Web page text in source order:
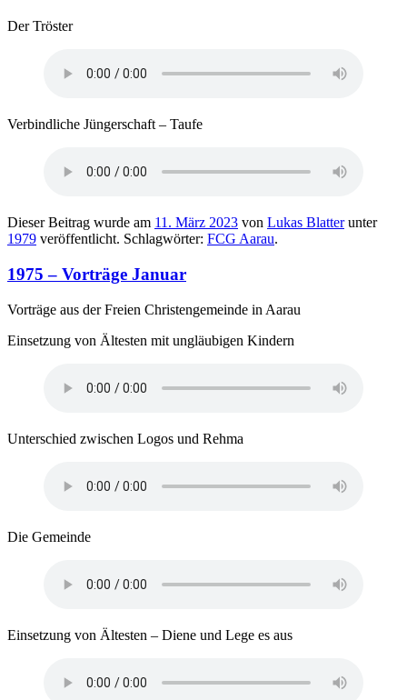
Der Tröster
Verbindliche Jüngerschaft – Taufe
Dieser Beitrag wurde am 11. März 2023 von Lukas Blatterunter
1979 veröffentlicht. Schlagwörter: FCG Aarau.
1975 – Vorträge Januar
Vorträge aus der Freien Christengemeinde in Aarau
Einsetzung von Ältesten mit ungläubigen Kindern
Unterschied zwischen Logos und Rehma
Die Gemeinde
Einsetzung von Ältesten – Diene und Lege es aus